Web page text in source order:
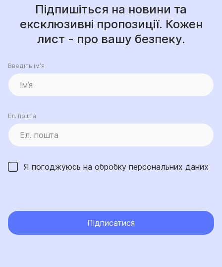
Підпишіться на новини та
ексклюзивні пропозиції. Кожен
лист - про вашу безпеку.
Введіть ім’я
Ел. пошта
Я погоджуюсь на обробку персональних даних
Підписатися